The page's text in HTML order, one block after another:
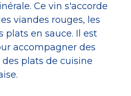
Ce vin s'accorde
viandes rouges, les
plats en sauce. Il est
accompagner des
plats de cuisine